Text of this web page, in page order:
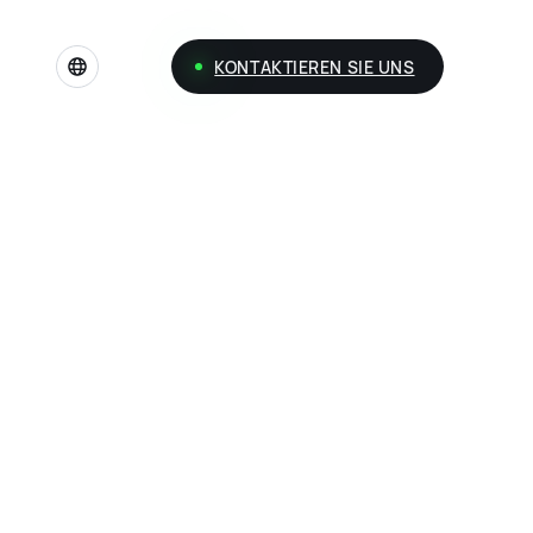
KONTAKTIEREN SIE UNS